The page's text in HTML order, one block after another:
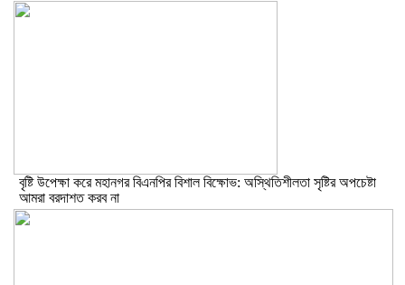
বৃষ্টি উপেক্ষা করে মহানগর বিএনপির বিশাল বিক্ষোভ: অস্থিতিশীলতা সৃষ্টির অপচেষ্টা
আমরা বরদাশত করব না